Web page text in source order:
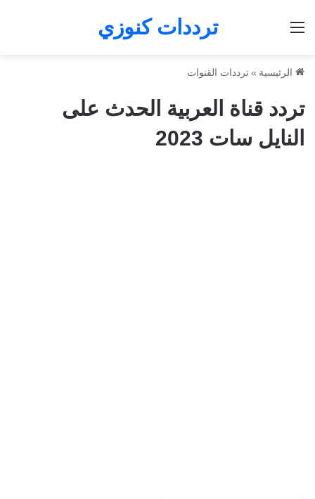
ترددات كنوزي
الرئيسية »ترددات القنوات
تردد قناة العربية الحدث على
النايل سات 2023